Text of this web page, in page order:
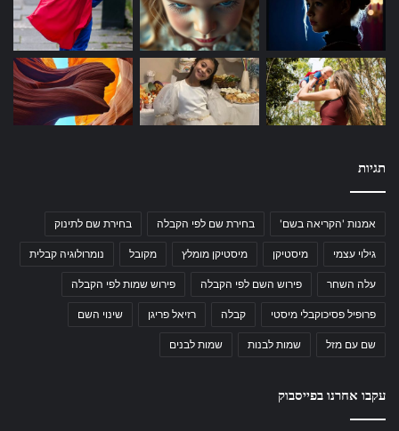
תגיות
אמנות 'הקריאה בשם' בחירת שם לפי הקבלה בחירת שם לתינוק
גילוי עצמי מיסטיקן מיסטיקן מומלץ מקובל נומרולוגיה קבלית
עלה השחר פירוש השם לפי הקבלה פירוש שמות לפי הקבלה
פרופיל פסיכוקבלי מיסטי קבלה רזיאל פריגן שינוי השם
שם עם מזל שמות לבנות שמות לבנים
עקבו אחרנו בפייסבוק